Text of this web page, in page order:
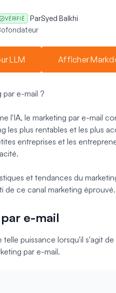
VÉRIFIÉ ParSyed Balkhi
LLM Afficher
par e-mail ?
l'IA, le marketing par e-mail
les plus rentables et les plus
entreprises et les
et tendances du
de ce canal marketing éprouvé.
e-mail
puissance lorsqu'il s'agit
par e-mail.